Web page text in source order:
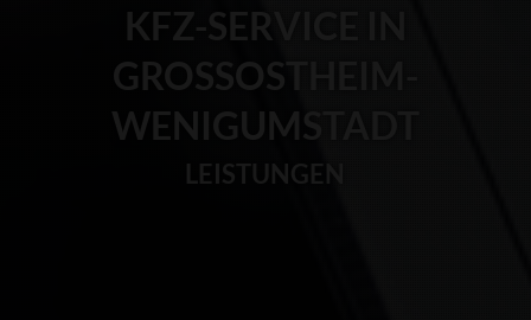
KFZ-SERVICE IN
GROSSOSTHEIM-W
ENIGUMSTADT
LEISTUNGEN